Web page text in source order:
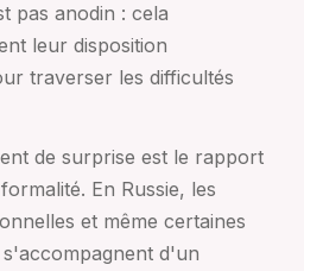
pas anodin : cela
leur disposition
traverser les difficultés
de surprise est le rapport
En Russie, les
et même certaines
d'un